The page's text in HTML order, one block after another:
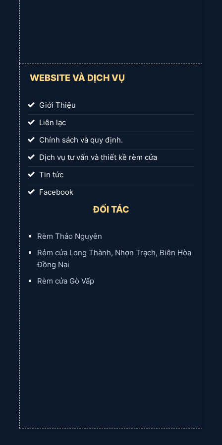
lựa chọn tuyệt vời.
WEBSITE VÀ DỊCH VỤ
Giới Thiệu
Liên lạc
Chính sách và quy định.
Dịch vụ tư vấn và thiết kề rèm cửa
Tin tức
Facebook
ĐỐI TÁC
Rèm Thảo Nguyên
Rẻm cửa Long Thành, Nhơn Trạch, Biên Hòa
Đồng Nai
Rèm cửa Gò Vấp